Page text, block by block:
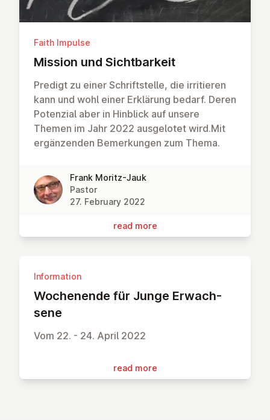
Faith Impulse
Mission und Sicht­barkeit
Predigt zu einer Schriftstelle, die irritieren
kann und wohl einer Erklärung bedarf. Deren
Potenzial aber in Hinblick auf unsere
Themen im Jahr 2022 ausgelotet wird.Mit
ergänzenden Bemerkungen zum Thema.
Frank Moritz-Jauk
Pastor
27. February 2022
read more
Information
Wochen­ende für Junge Er­wach­
sene
Vom 22. - 24. April 2022
read more